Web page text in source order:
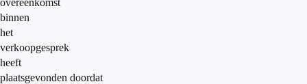
overeenkomst
binnen
het
verkoopgesprek
heeft
plaatsgevonden doordat